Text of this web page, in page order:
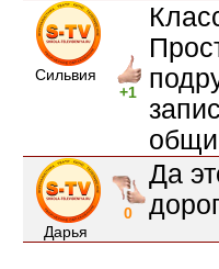
Сильвия
+1
Дарья
0
Да